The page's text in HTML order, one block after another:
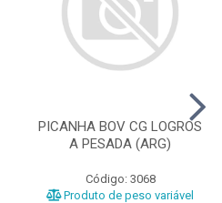
PICANHA BOV CG LOGROS
A PESADA (ARG)
Código: 3068
Produto de peso variável